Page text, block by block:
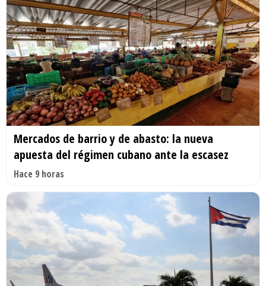
Mercados de barrio y de abasto: la nueva
apuesta del régimen cubano ante la escasez
Hace 9 horas